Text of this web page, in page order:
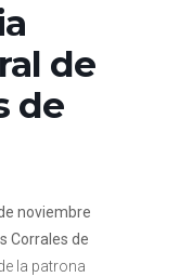
de
de
noviembre
Corrales de
la patrona